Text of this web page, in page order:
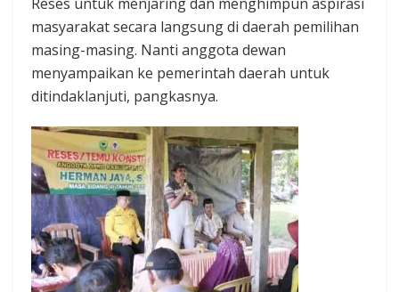
masyarakat secara langsung di daerah pemilihan
masing-masing. Nanti anggota dewan
menyampaikan ke pemerintah daerah untuk
ditindaklanjuti, pangkasnya.